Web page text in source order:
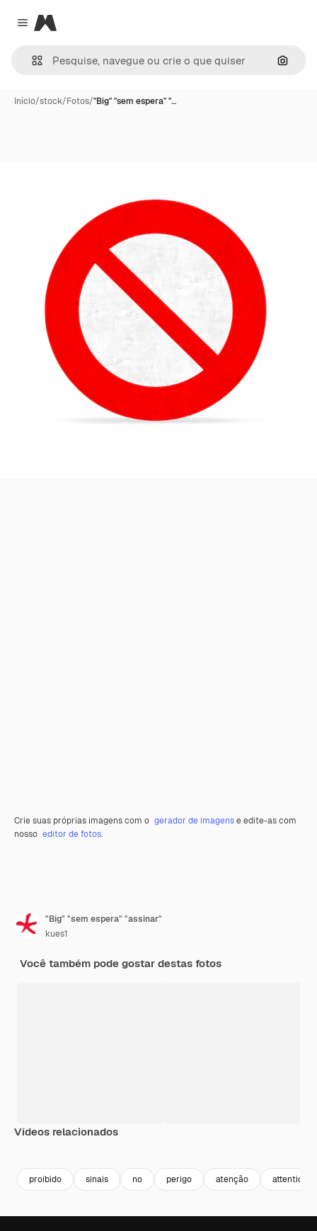
Close menu
Magnific
Início/stock/Fotos/"Big" "sem espera" "…
Crie suas próprias imagens com o gerador de imagense edite-as com
nosso editor de fotos.
"Big" "sem espera" "assinar"
kues1
Você também pode gostar destas fotos
Vídeos relacionados
proibido sinais no perigo atenção attention